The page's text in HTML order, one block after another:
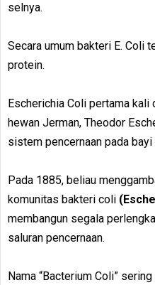
selnya.
Secara umum bakteri E. Coli
protein.
Escherichia Coli pertama
hewan Jerman, Theodor
sistem pencernaan pada bayi
Pada 1885, beliau
komunitas bakteri coli
membangun segala
saluran pencernaan.
Nama “Bacterium Coli”